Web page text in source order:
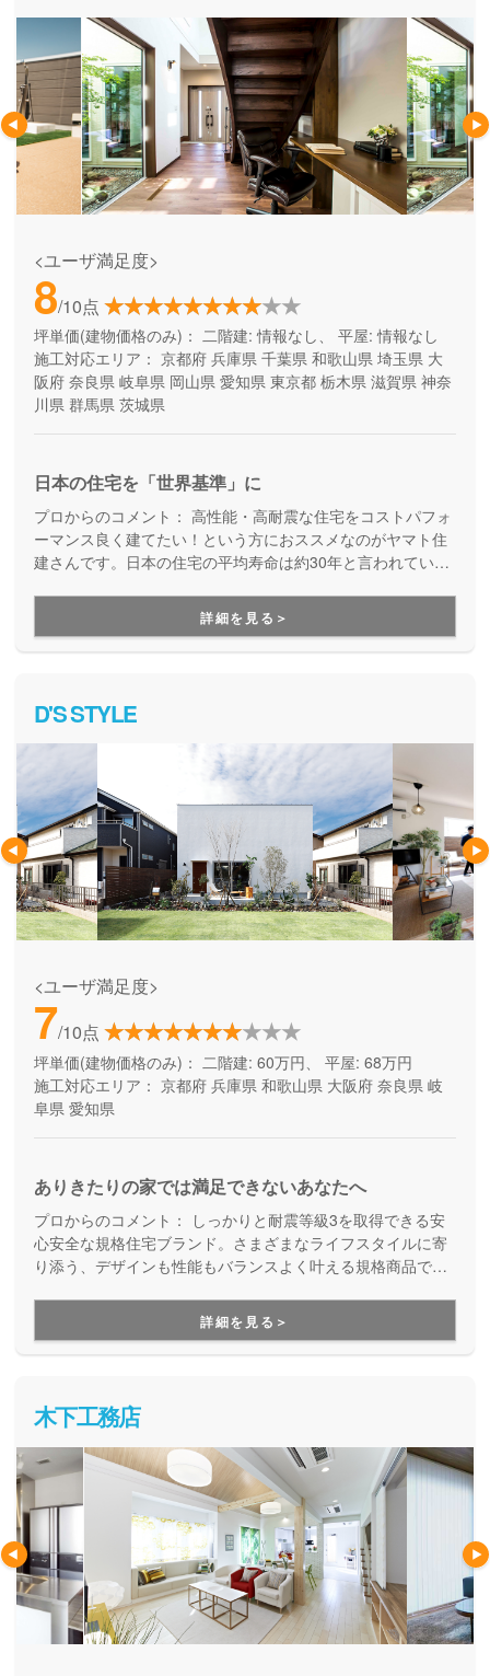
<ユーザ満足度>
8/10点
坪単価(建物価格のみ)： 二階建: 情報なし、 平屋: 情報なし
施工対応エリア： 京都府 兵庫県 千葉県 和歌山県 埼玉県 大
阪府 奈良県 岐阜県 岡山県 愛知県 東京都 栃木県 滋賀県 神奈
川県 群馬県 茨城県
日本の住宅を「世界基準」に
プロからのコメント： 高性能・高耐震な住宅をコストパフォ
ーマンス良く建てたい！という方におススメなのがヤマト住
建さんです。日本の住宅の平均寿命は約30年と言われていま
詳細を見る＞
D'S STYLE
<ユーザ満足度>
7/10点
坪単価(建物価格のみ)： 二階建: 60万円、 平屋: 68万円
施工対応エリア： 京都府 兵庫県 和歌山県 大阪府 奈良県 岐
阜県 愛知県
ありきたりの家では満足できないあなたへ
プロからのコメント：
しっかりと耐震等級3を取得できる安
心安全な規格住宅ブランド。さまざまなライフスタイルに寄
り添う、デザインも性能もバランスよく叶える規格商品で
詳細を見る＞
木下工務店